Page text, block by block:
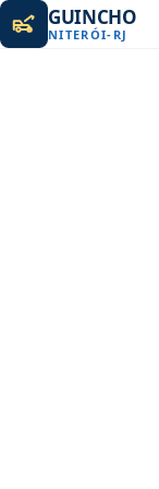
GUINCHO
NITERÓI- RJ